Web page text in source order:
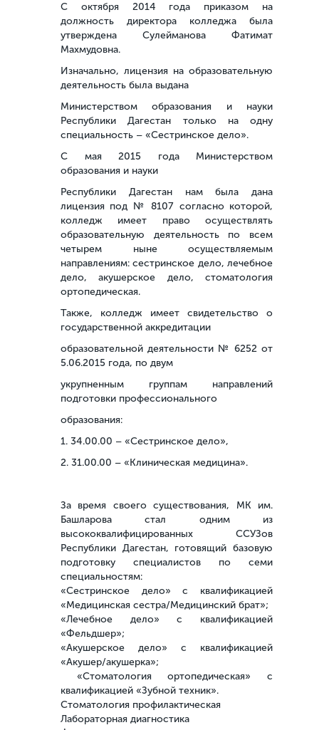
С октября 2014 года приказом на
должность директора колледжа была
утверждена Сулейманова Фатимат
Махмудовна.
Изначально, лицензия на образовательную
деятельность была выдана
Министерством образования и науки
Республики Дагестан только на одну
специальность – «Сестринское дело».
С мая 2015 года Министерством
образования и науки
Республики Дагестан нам была дана
лицензия под № 8107 согласно которой,
колледж имеет право осуществлять
образовательную деятельность по всем
четырем ныне осуществляемым
направлениям: сестринское дело, лечебное
дело, акушерское дело, стоматология
ортопедическая.
Также, колледж имеет свидетельство о
государственной аккредитации
образовательной деятельности № 6252 от
5.06.2015 года, по двум
укрупненным группам направлений
подготовки профессионального
образования:
1. 34.00.00 – «Сестринское дело»,
2. 31.00.00 – «Клиническая медицина».
За время своего существования, МК им.
Башларова стал одним из
высококвалифицированных ССУЗов
Республики Дагестан, готовящий базовую
подготовку специалистов по семи
специальностям:
«Сестринское дело» с квалификацией
«Медицинская сестра/Медицинский брат»;
«Лечебное дело» с квалификацией
«Фельдшер»;
«Акушерское дело» с квалификацией
«Акушер/акушерка»;
«Стоматология ортопедическая» с
квалификацией «Зубной техник».
Стоматология профилактическая
Лабораторная диагностика